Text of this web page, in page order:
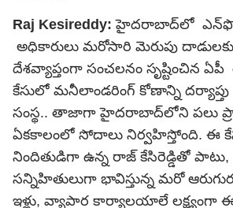
Raj Kesireddy: హైదరాబాద్‌లో
అధికారులు మరోసారి మెరుపు
దేశవ్యాప్తంగా సంచలనం సృష్టించిన
కేసులో మనీలాండరింగ్ కోణాన్ని దర్యాప్తు
సంస్థ.. తాజాగా హైదరాబాద్‌లోని పలు
ఏకకాలంలో సోదాలు నిర్వహిస్తోంది. ఈ
నిందితుడిగా ఉన్న రాజ్ కేసిరెడ్డితో
సన్నిహితులుగా భావిస్తున్న మరో ఆరుగురు
ఇళ్లు, వ్యాపార కార్యాలయాలే లక్ష్యంగా